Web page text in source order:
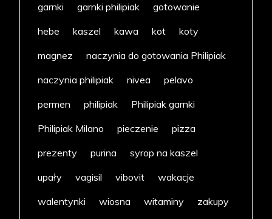
garnki
garnki philipiak
gotowanie
hebe
kaszel kawa kot
koty
magnez
naczynia do gotowania Philipiak
naczynia philipiak
nivea
pelavo
permen
philipiak
Philipiak garnki
Philipiak Milano
pieczenie
pizza
prezenty
purina
syrop na kaszel
upały
vagisil vibovit
wakacje
walentynki
wiosna witaminy
zakupy